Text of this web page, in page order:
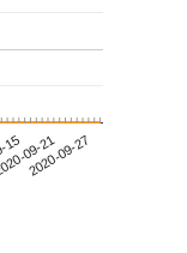
09-21
2020-09-27